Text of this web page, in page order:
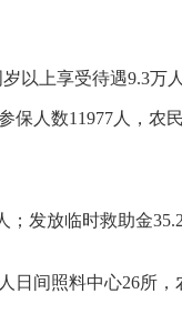
以上享受待遇9.3万
人数11977人，农
发放临时救助金
间照料中心26所，